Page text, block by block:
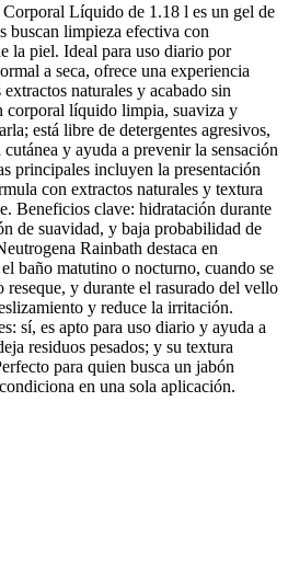
Líquido de 1.18 l es un gel de
buscan limpieza efectiva con
la piel. Ideal para uso diario por
a seca, ofrece una experiencia
naturales y acabado sin
corporal líquido limpia, suaviza y
está libre de detergentes agresivos,
y ayuda a prevenir la sensación
principales incluyen la presentación
con extractos naturales y textura
Beneficios clave: hidratación durante
de suavidad, y baja probabilidad de
Rainbath destaca en
baño matutino o nocturno, cuando se
reseque, y durante el rasurado del vello
y reduce la irritación.
sí, es apto para uso diario y ayuda a
residuos pesados; y su textura
para quien busca un jabón
en una sola aplicación.